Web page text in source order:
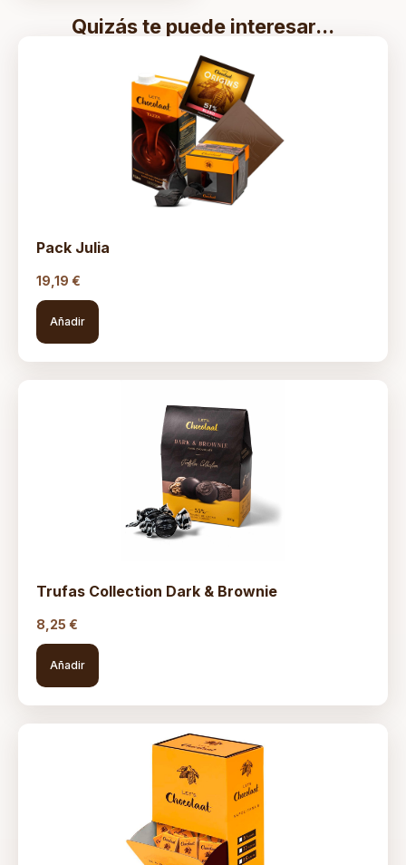
Quizás te puede interesar...
Pack Julia
19,19 €
Añadir
Trufas Collection Dark & Brownie
8,25 €
Añadir